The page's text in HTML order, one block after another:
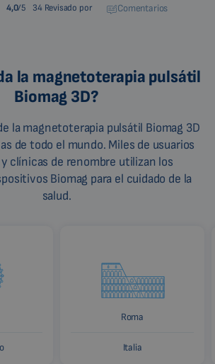
4,0/5 34 Revisado por
Comentarios
la magnetoterapia pulsátil
Biomag 3D?
la magnetoterapia pulsátil Biomag 3D
de todo el mundo. Miles de usuarios
clínicas de renombre utilizan los
Biomag para el cuidado de la
salud.
Roma
Italia